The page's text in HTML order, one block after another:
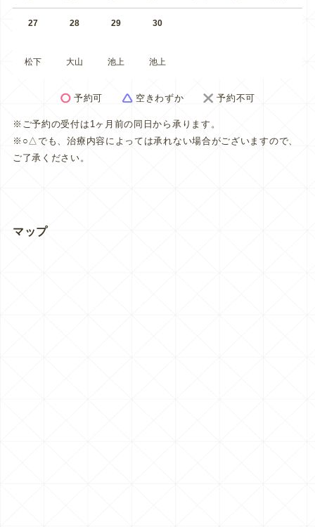
27
松下
28
大山
29
池上
30
池上
予約可 空きわずか 予約不可
※ご予約の受付は1ヶ月前の同日から承ります。
※○△でも、治療内容によっては承れない場合がございますので、
ご了承ください。
マップ